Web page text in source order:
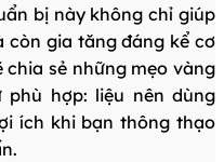
bị này không chỉ giúp
còn gia tăng đáng kể cơ
chia sẻ những mẹo vàng
hợp: liệu nên dùng
ích khi bạn thông thạo